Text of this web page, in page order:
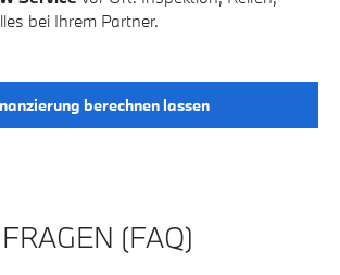
bei Ihrem Partner.
berechnen lassen
(FAQ)